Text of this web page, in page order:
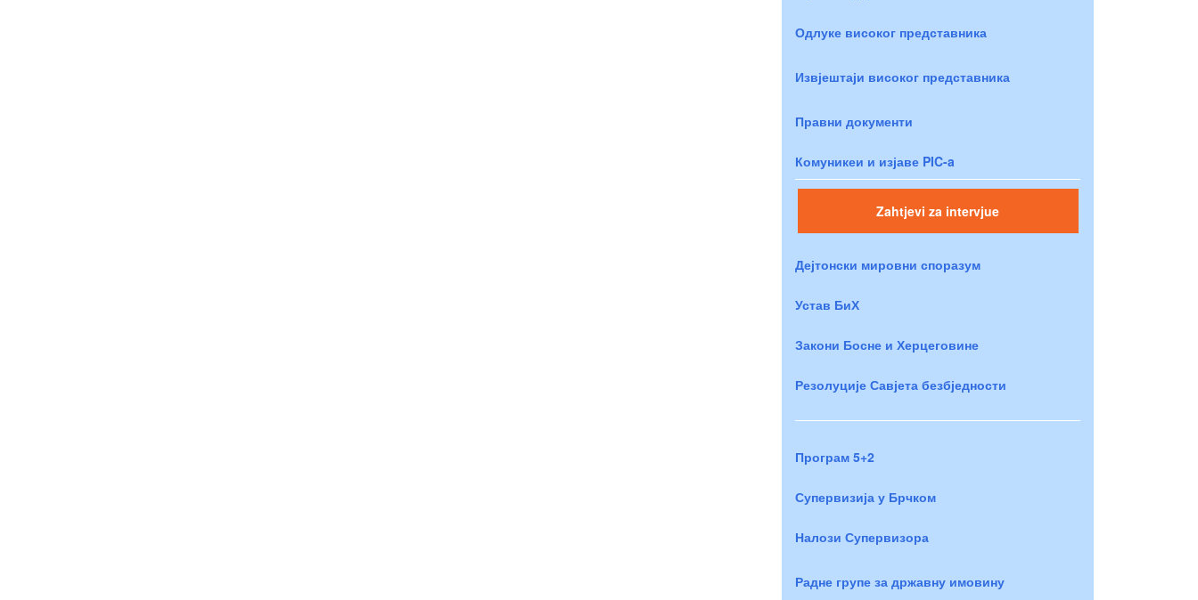
Одлуке високог представника
Извјештаји високог представника
Правни документи
Комуникеи и изјаве PIC-a
Zahtjevi za intervjue
Дејтонски мировни споразум
Устав БиХ
Закони Босне и Херцеговине
Резолуције Савјета безбједности
Програм 5+2
Супервизија у Брчком
Налози Супервизора
Радне групе за државну имовину